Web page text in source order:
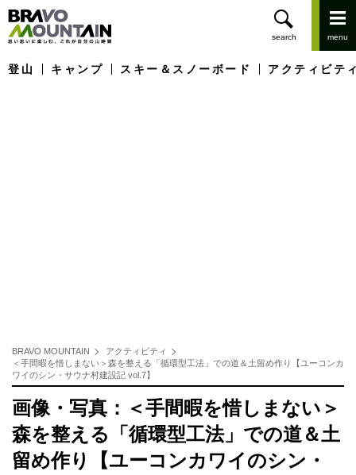
登山 キャンプ スキー＆スノーボード アクティビテ
BRAVO MOUNTAIN
アクティビティ
＜手間暇を惜しまない＞森を整える「循環型工法」での道＆土留め作り【ユーコンカ
ワイのシン・サウナ村建設記 vol.7】
画像・写真：＜手間暇を惜しまない＞
森を整える「循環型工法」での道＆土
留め作り【ユーコンカワイのシン・